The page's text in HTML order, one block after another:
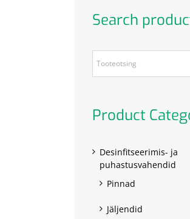
Search
Product
Desinfitseerimis- ja
puhastusvahendid
Pinnad
Jäljendid